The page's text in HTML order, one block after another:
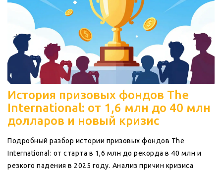
История призовых фондов The
International: от 1,6 млн до 40 млн
долларов и новый кризис
Подробный разбор истории призовых фондов The
International: от старта в 1,6 млн до рекорда в 40 млн и
резкого падения в 2025 году. Анализ причин кризиса